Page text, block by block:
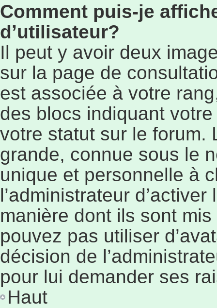
Comment puis-je
d’utilisateur?
Il peut y avoir deux
sur la page de
est associée à votre
des blocs indiquant
votre statut sur le forum.
grande, connue sous le
unique et personnelle à
l’administrateur
manière dont ils sont
pouvez pas utiliser
décision de
pour lui demander ses
Haut